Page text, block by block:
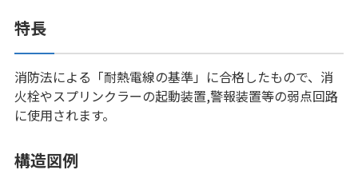
特長
消防法による「耐熱電線の基準」に合格したもので、消
火栓やスプリンクラーの起動装置,警報装置等の弱点回路
に使用されます。
構造図例